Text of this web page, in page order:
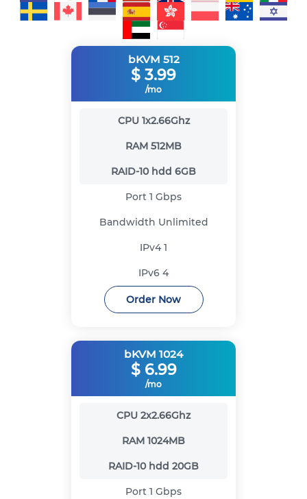
bKVM 512
$ 3.99
/mo
CPU 1x2.66Ghz
RAM 512MB
RAID-10 hdd 6GB
Port 1 Gbps
Bandwidth Unlimited
IPv41
IPv6 4
Order Now
bKVM 1024
$ 6.99
/mo
CPU 2x2.66Ghz
RAM 1024MB
RAID-10 hdd 20GB
Port 1 Gbps